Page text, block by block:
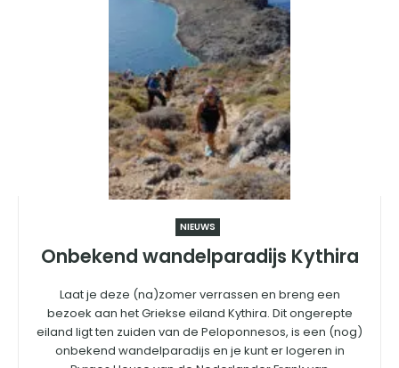
NIEUWS
Onbekend wandelparadijs Kythira
Laat je deze (na)zomer verrassen en breng een
bezoek aan het Griekse eiland Kythira. Dit ongerepte
eiland ligt ten zuiden van de Peloponnesos, is een (nog)
onbekend wandelparadijs en je kunt er logeren in